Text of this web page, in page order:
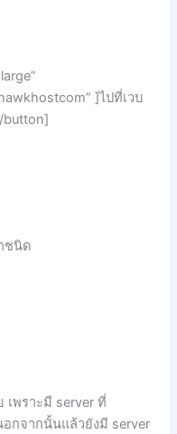
]ไปที่เวบ
button]
ชนิด
เพราะมี server ที่
อกจากนั้นแล้วยังมี server